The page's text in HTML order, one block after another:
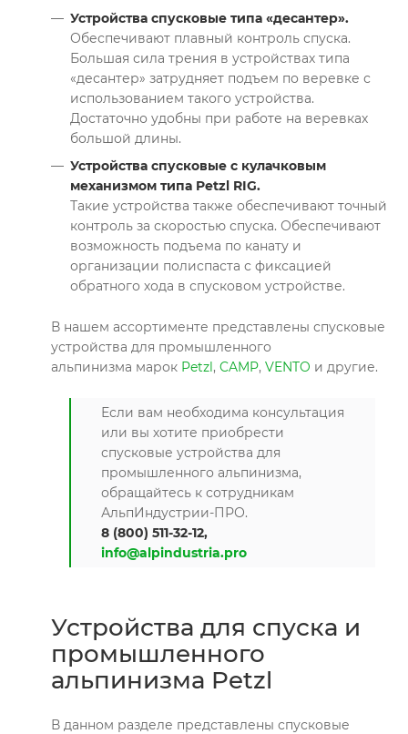
Устройства спусковые типа «десантер».
Обеспечивают плавный контроль спуска.
Большая сила трения в устройствах типа
«десантер» затрудняет подъем по веревке с
использованием такого устройства.
Достаточно удобны при работе на веревках
большой длины.
Устройства спусковые с кулачковым
механизмом типа Petzl RIG.
Такие устройства также обеспечивают точный
контроль за скоростью спуска. Обеспечивают
возможность подъема по канату и
организации полиспаста с фиксацией
обратного хода в спусковом устройстве.
В нашем ассортименте представлены спусковые
устройства для промышленного
альпинизма марок Petzl, CAMP, VENTO и другие.
Если вам необходима консультация
или вы хотите приобрести
спусковые устройства для
промышленного альпинизма,
обращайтесь к сотрудникам
АльпИндустрии-ПРО.
8 (800) 511-32-12,
info@alpindustria.pro
Устройства для спуска и
промышленного
альпинизма Petzl
В данном разделе представлены спусковые